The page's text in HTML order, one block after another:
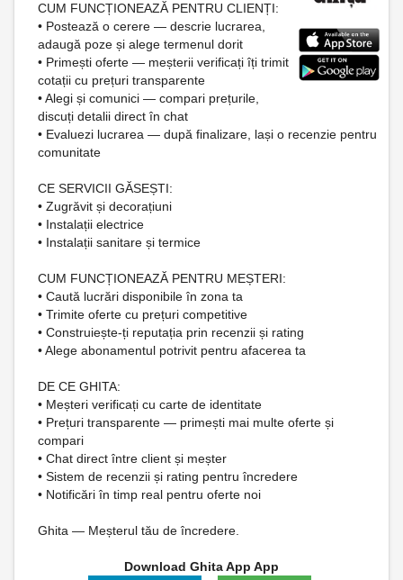
CUM FUNCȚIONEAZĂ PENTRU CLIENȚI:
• Postează o cerere — descrie lucrarea,
adaugă poze și alege termenul dorit
• Primești oferte — meșterii verificați îți trimit
cotații cu prețuri transparente
• Alegi și comunici — compari prețurile,
discuți detalii direct în chat
• Evaluezi lucrarea — după finalizare, lași o recenzie pentru
comunitate
CE SERVICII GĂSEȘTI:
• Zugrăvit și decorațiuni
• Instalații electrice
• Instalații sanitare și termice
CUM FUNCȚIONEAZĂ PENTRU MEȘTERI:
• Caută lucrări disponibile în zona ta
• Trimite oferte cu prețuri competitive
• Construiește-ți reputația prin recenzii și rating
• Alege abonamentul potrivit pentru afacerea ta
DE CE GHITA:
• Meșteri verificați cu carte de identitate
• Prețuri transparente — primești mai multe oferte și
compari
• Chat direct între client și meșter
• Sistem de recenzii și rating pentru încredere
• Notificări în timp real pentru oferte noi
Ghita — Meșterul tău de încredere.
Download Ghita App App